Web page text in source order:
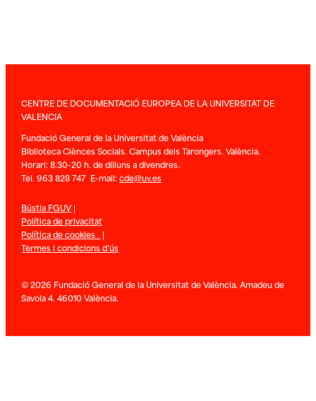
CENTRE DE DOCUMENTACIÓ EUROPEA DE LA UNIVERSITAT DE
VALENCIA
Fundació General de la Universitat de València
Biblioteca Ciènces Socials. Campus dels Tarongers. València.
Horari: 8.30-20 h. de dilluns a divendres.
Tel. 963 828 747 E-mail:cde@uv.es
Bústia FGUV|
Política de privacitat
Política de cookies |
Termes i condicions d’ús
© 2026 Fundació General de la Universitat de València. Amadeu de
Savoia 4. 46010 València.